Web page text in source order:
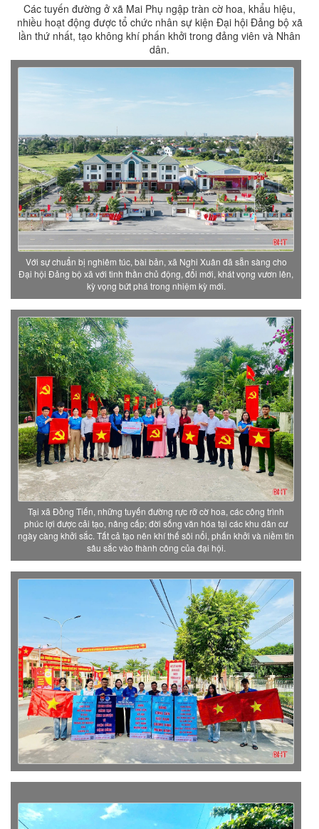
Các tuyến đường ở xã Mai Phụ ngập tràn cờ hoa, khẩu hiệu,
nhiều hoạt động được tổ chức nhân sự kiện Đại hội Đảng bộ xã
lần thứ nhất, tạo không khí phấn khởi trong đảng viên và Nhân
dân.
Với sự chuẩn bị nghiêm túc, bài bản, xã Nghi Xuân đã sẵn sàng cho
Đại hội Đảng bộ xã với tinh thần chủ động, đổi mới, khát vọng vươn lên,
kỳ vọng bứt phá trong nhiệm kỳ mới.
Tại xã Đồng Tiến, những tuyến đường rực rỡ cờ hoa, các công trình
phúc lợi được cải tạo, nâng cấp; đời sống văn hóa tại các khu dân cư
ngày càng khởi sắc. Tất cả tạo nên khí thế sôi nổi, phấn khởi và niềm tin
sâu sắc vào thành công của đại hội.